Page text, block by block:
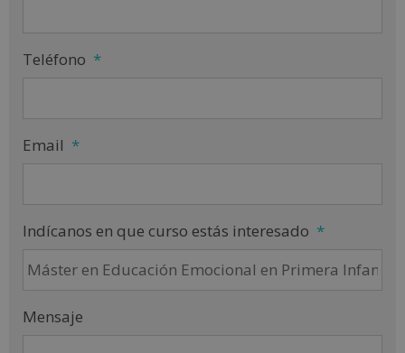
Teléfono *
Email *
Indícanos en que curso estás interesado *
Mensaje